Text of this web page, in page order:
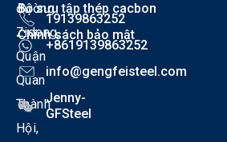
đường
Zidong,
Quận
Quan
Thành
Hội,
19139863252
+8619139863252
info@gengfeisteel.com
Jenny-
GFSteel
Bộ sưu tập thép cacbon
Chính sách bảo mật